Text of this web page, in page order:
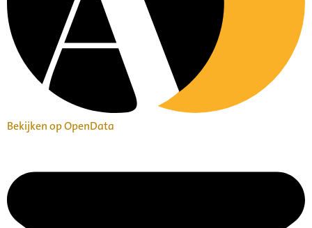
Bekijken op OpenData